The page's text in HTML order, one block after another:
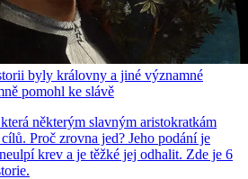
byly královny a jiné významné
pomohl ke slávě
některým slavným aristokratkám
Proč zrovna jed? Jeho podání je
krev a je těžké jej odhalit. Zde je 6